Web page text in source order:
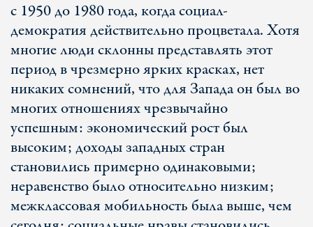
с 1950 до 1980 года, когда социал-
демократия действительно процветала. Хотя
многие люди склонны представлять этот
период в чрезмерно ярких красках, нет
никаких сомнений, что для Запада он был во
многих отношениях чрезвычайно
успешным: экономический рост был
высоким; доходы западных стран
становились примерно одинаковыми;
неравенство было относительно низким;
межклассовая мобильность была выше, чем